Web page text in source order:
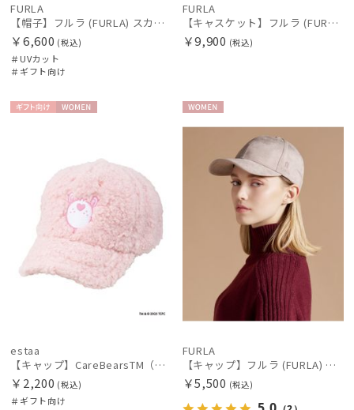
傘機能
マフラー・ストール・スカーフ
手袋・アームカバー
その他
カラー
FURLA
【帽子】フルラ (FURLA) スカーフキャップ ロゴ刺繍
￥6,600 (税込)
＃UVカット
＃ギフト向け
FURLA
【キャスケット】フルラ (FURLA) ツイードキャスケット UV 洗える
￥9,900 (税込)
estaa
【キャップ】CareBearsTM（ケアベアTM） ボア
￥2,200 (税込)
＃ギフト向け
FURLA
【キャップ】フルラ (FURLA) スエードキャップ FURLA刺繍 UV
￥5,500 (税込)